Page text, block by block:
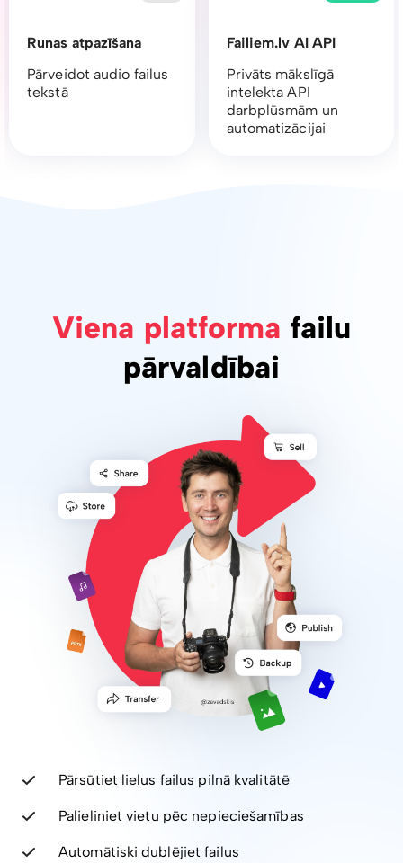
Runas atpazīšana
Pārveidot audio failus
tekstā
Failiem.lv AI API
Privāts mākslīgā
intelekta API
darbplūsmām un
automatizācijai
Viena platforma failu
pārvaldībai
Pārsūtiet lielus failus pilnā kvalitātē
Palieliniet vietu pēc nepieciešamības
Automātiski dublējiet failus